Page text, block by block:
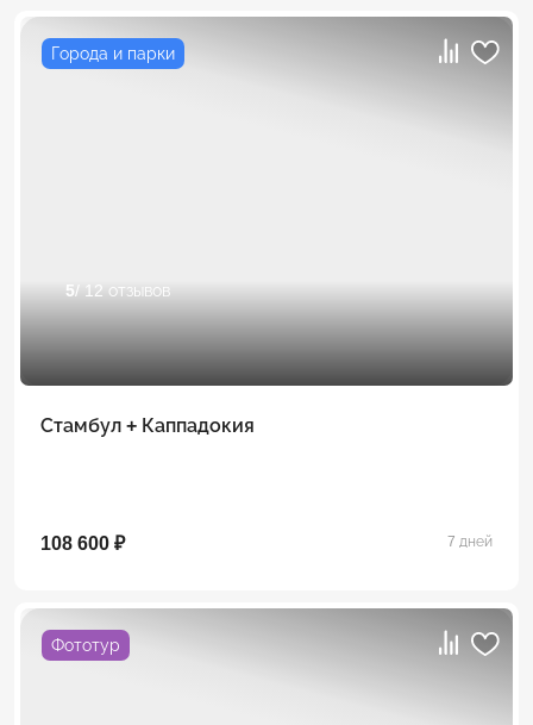
Города и парки
5/ 12 отзывов
Стамбул + Каппадокия
108 600 ₽ 7 дней
Фототур